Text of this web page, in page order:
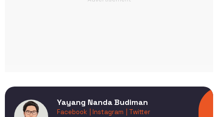
Yayang Nanda Budiman
Facebook | Instagram
| Twitter